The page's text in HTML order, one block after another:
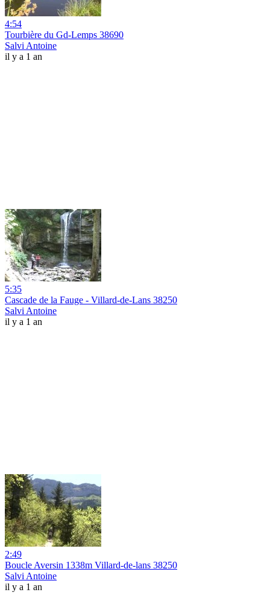
4:54
Tourbière du Gd-Lemps 38690
Salvi Antoine
il y a 1 an
5:35
Cascade de la Fauge - Villard-de-Lans 38250
Salvi Antoine
il y a 1 an
2:49
Boucle Aversin 1338m Villard-de-lans 38250
Salvi Antoine
il y a 1 an